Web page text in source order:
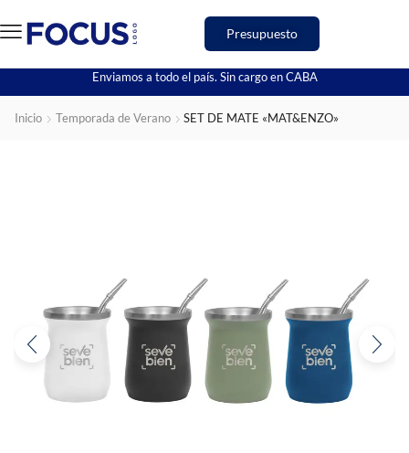
Presupuesto
Enviamos a todo el país. Sin cargo en CABA
Inicio Temporada de Verano SET DE MATE «MAT&ENZO»